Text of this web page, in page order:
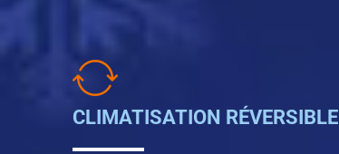
CLIMATISATION RÉVERSIBLE